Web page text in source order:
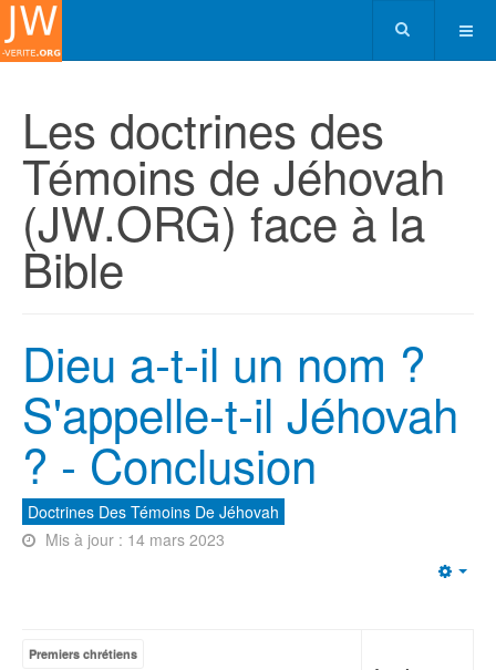
Les doctrines des
Témoins de Jéhovah
(JW.ORG) face à la
Bible
Dieu a-t-il un nom ?
S'appelle-t-il Jéhovah
? - Conclusion
Doctrines Des Témoins De Jéhovah
Mis à jour : 14 mars 2023
Premiers chrétiens